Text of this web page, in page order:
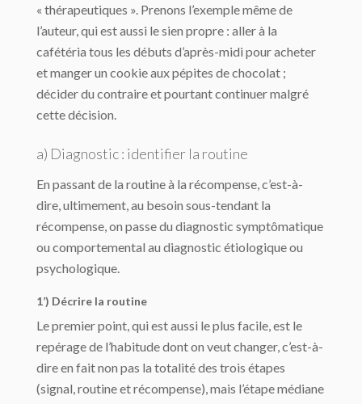
« thérapeutiques ». Prenons l’exemple même de
l’auteur, qui est aussi le sien propre : aller à la
cafétéria tous les débuts d’après-midi pour acheter
et manger un cookie aux pépites de chocolat ;
décider du contraire et pourtant continuer malgré
cette décision.
a) Diagnostic : identifier la routine
En passant de la routine à la récompense, c’est-à-
dire, ultimement, au besoin sous-tendant la
récompense, on passe du diagnostic symptômatique
ou comportemental au diagnostic étiologique ou
psychologique.
1’) Décrire la routine
Le premier point, qui est aussi le plus facile, est le
repérage de l’habitude dont on veut changer, c’est-à-
dire en fait non pas la totalité des trois étapes
(signal, routine et récompense), mais l’étape médiane